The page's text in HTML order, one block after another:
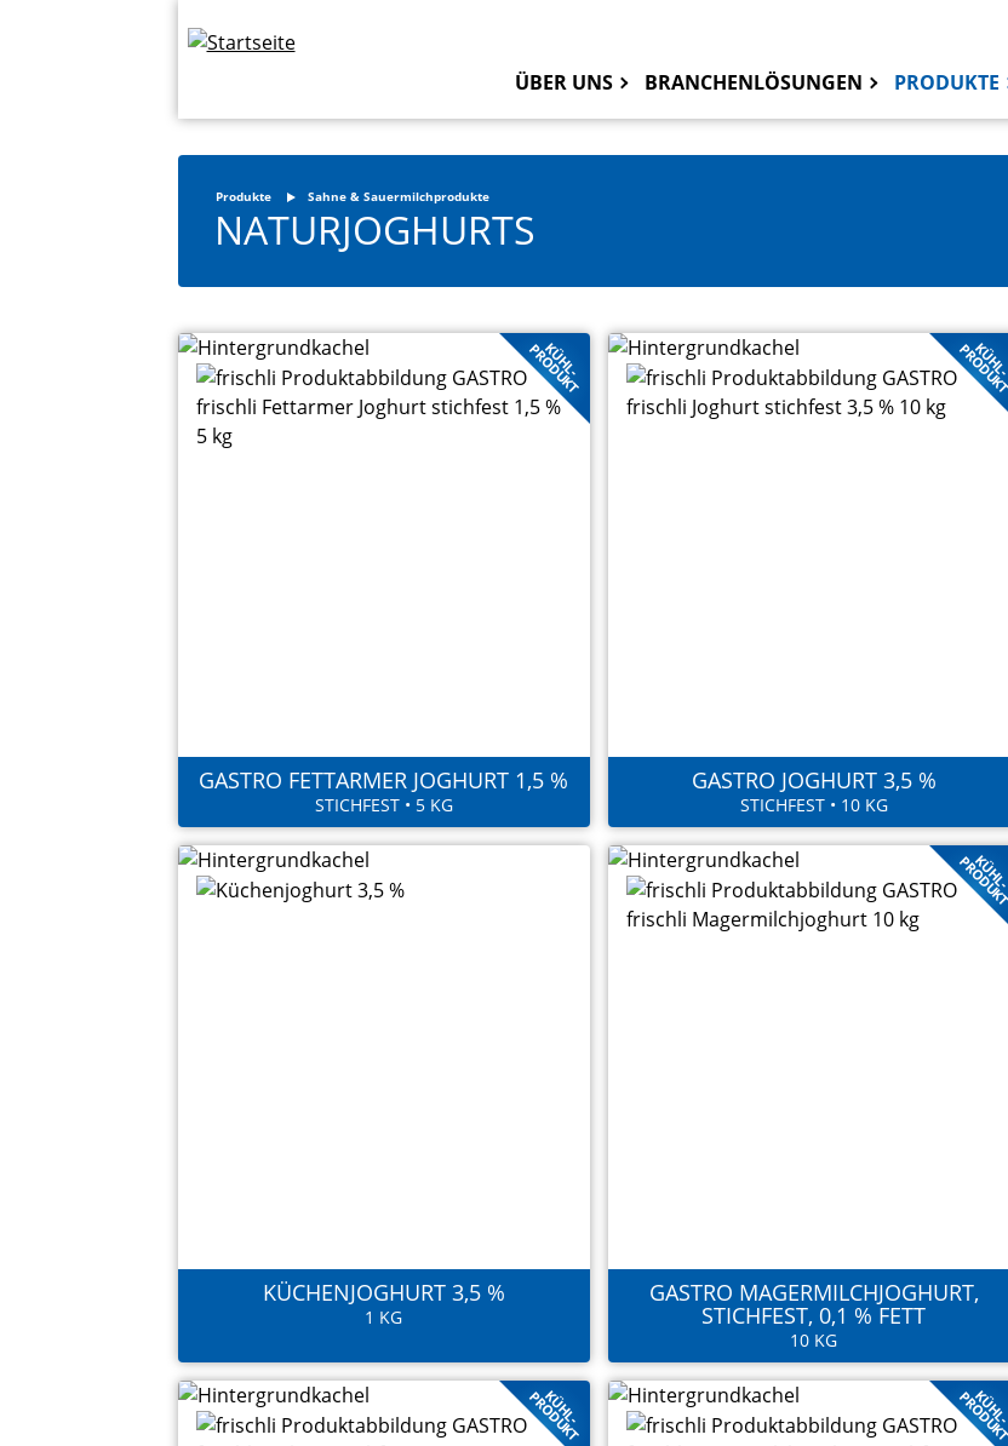
Topbar
ÜBER UNS BRANCHENLÖSUNGEN PRODUKTE
Produkte Sahne & Sauermilchprodukte
NATURJOGHURTS
KÜHL-
PRODUKT
GASTRO FETTARMER JOGHURT 1,5 %
STICHFEST • 5 KG
KÜHL-
PRODUKT
GASTRO JOGHURT 3,5 %
STICHFEST • 10 KG
KÜCHENJOGHURT 3,5 %
1 KG
KÜHL-
PRODUKT
GASTRO MAGERMILCHJOGHURT,
STICHFEST, 0,1 % FETT
10 KG
KÜHL-
PRODUKT KÜHL-
PRODUKT